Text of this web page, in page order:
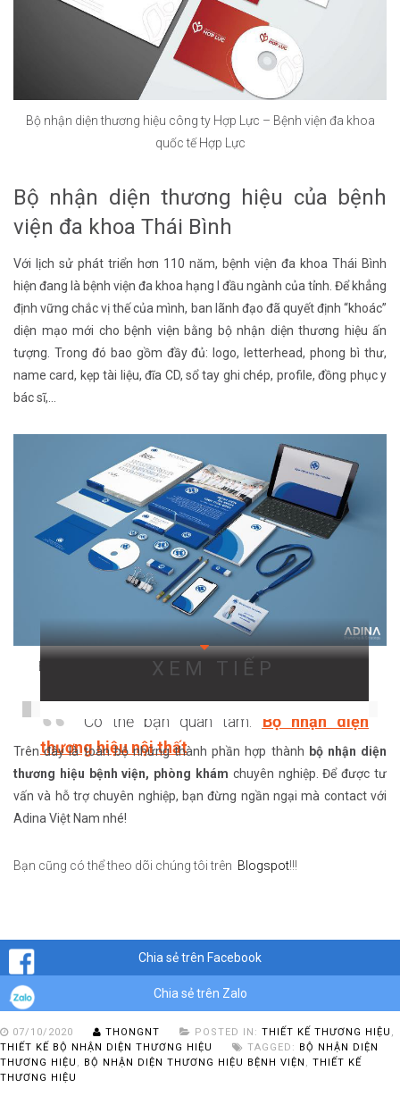
Bộ nhận diện thương hiệu công ty Hợp Lực – Bệnh viện đa khoa
quốc tế Hợp Lực
Bộ nhận diện thương hiệu của bệnh
viện đa khoa Thái Bình
Với lịch sử phát triển hơn 110 năm, bệnh viện đa khoa Thái Bình
hiện đang là bệnh viện đa khoa hạng I đầu ngành của tỉnh. Để khẳng
định vững chắc vị thế của mình, ban lãnh đạo đã quyết định “khoác”
diện mạo mới cho bệnh viện bằng bộ nhận diện thương hiệu ấn
tượng. Trong đó bao gồm đầy đủ: logo, letterhead, phong bì thư,
name card, kẹp tài liệu, đĩa CD, sổ tay ghi chép, profile, đồng phục y
bác sĩ,…
Bộ nhận diện thương hiệu của bệnh viện đa khoa Thái Bình
Có thể bạn quan tâm: Bộ nhận diện
thương hiệu nội thất
XEM TIẾP
Trên đây là toàn bộ những thành phần hợp thành bộ nhận diện
thương hiệu bệnh viện, phòng khám chuyên nghiệp.Để được tư
vấn và hỗ trợ chuyên nghiệp, bạn đừng ngần ngại mà contact với
Adina Việt Nam nhé!
Bạn cũng có thể theo dõi chúng tôi trên Blogspot!!!
Chia sẻ trên Facebook
Chia sẻ trên Zalo
07/10/2020 THONGNT POSTED IN: THIẾT KẾ THƯƠNG HIỆU ,
THIẾT KẾ BỘ NHẬN DIỆN THƯƠNG HIỆU
TAGGED: BỘ NHẬN DIỆN
THƯƠNG HIỆU , BỘ NHẬN DIỆN THƯƠNG HIỆU BỆNH VIỆN , THIẾT KẾ
THƯƠNG HIỆU